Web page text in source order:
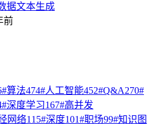
据文本生成
前
#算法474#人工智能452#Q&A270#
#深度学习167#高并发
网络115#深度101#职场99#知识图